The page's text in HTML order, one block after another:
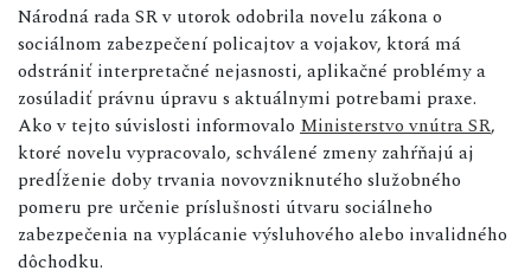
Národná rada SR v utorok odobrila novelu zákona o
sociálnom zabezpečení policajtov a vojakov, ktorá má
odstrániť interpretačné nejasnosti, aplikačné problémy a
zosúladiť právnu úpravu s aktuálnymi potrebami praxe.
Ako v tejto súvislosti informovalo Ministerstvo vnútra SR,
ktoré novelu vypracovalo, schválené zmeny zahŕňajú aj
predĺženie doby trvania novovzniknutého služobného
pomeru pre určenie príslušnosti útvaru sociálneho
zabezpečenia na vyplácanie výsluhového alebo invalidného
dôchodku.